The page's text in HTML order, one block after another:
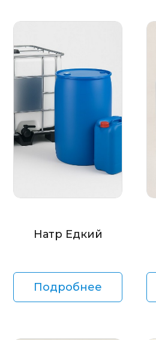
Натр Едкий
Подробнее